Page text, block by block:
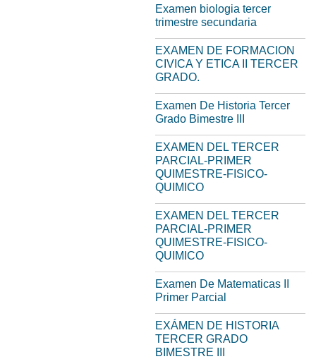
Examen biologia tercer
trimestre secundaria
EXAMEN DE FORMACION
CIVICA Y ETICA II TERCER
GRADO.
Examen De Historia Tercer
Grado Bimestre III
EXAMEN DEL TERCER
PARCIAL-PRIMER
QUIMESTRE-FISICO-
QUIMICO
EXAMEN DEL TERCER
PARCIAL-PRIMER
QUIMESTRE-FISICO-
QUIMICO
Examen De Matematicas II
Primer Parcial
EXÁMEN DE HISTORIA
TERCER GRADO
BIMESTRE III